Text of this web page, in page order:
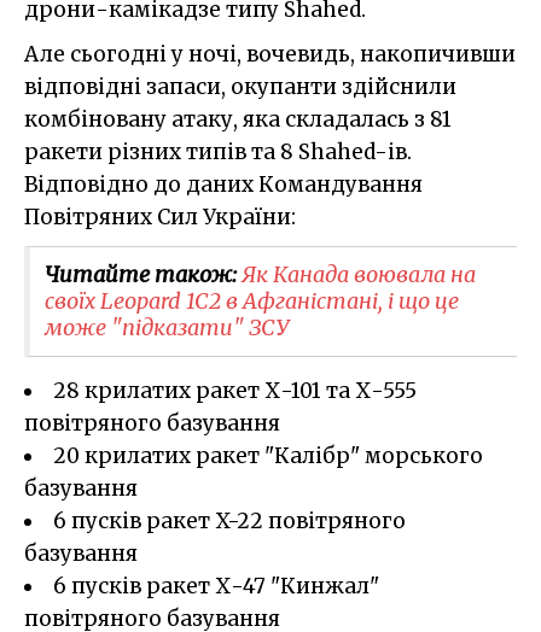
дрони-камікадзе типу Shahed.
Але сьогодні у ночі, вочевидь, накопичивши
відповідні запаси, окупанти здійснили
комбіновану атаку, яка складалась з 81
ракети різних типів та 8 Shahed-ів.
Відповідно до даних Командування
Повітряних Сил України:
Читайте також:Як Канада воювала на
своїх Leopard 1C2 в Афганістані, і що це
може "підказати" ЗСУ
28 крилатих ракет Х-101 та Х-555
повітряного базування
20 крилатих ракет "Калібр" морського
базування
6 пусків ракет X-22 повітряного
базування
6 пусків ракет Х-47 "Кинжал"
повітряного базування